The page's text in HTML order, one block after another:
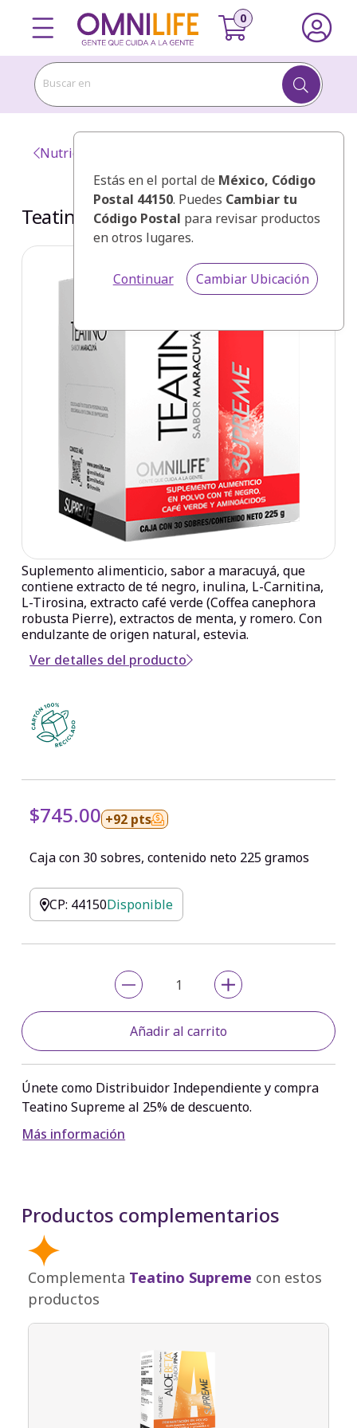
Buscar en
Estás en el portal de México, Código
Postal 44150. Puedes Cambiar tu
Código Postal para revisar productos
en otros lugares.
Continuar Cambiar Ubicación
Nutricionales OMNILIFE
Teatino Supreme
Suplemento alimenticio, sabor a maracuyá, que
contiene extracto de té negro, inulina, L-Carnitina,
L-Tirosina, extracto café verde (Coffea canephora
robusta Pierre), extractos de menta, y romero. Con
endulzante de origen natural, estevia.
Ver detalles del producto
$745.00 +92 pts
Caja con 30 sobres, contenido neto 225 gramos
CP: 44150Disponible
Añadir al carrito
Únete como Distribuidor Independiente y compra
Teatino Supreme al 25% de descuento.
Más información
Productos complementarios
Complementa Teatino Supreme con estos
productos